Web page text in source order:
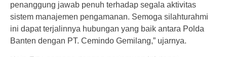
penanggung jawab penuh terhadap segala aktivitas
sistem manajemen pengamanan. Semoga silahturahmi
ini dapat terjalinnya hubungan yang baik antara Polda
Banten dengan PT. Cemindo Gemilang,” ujarnya.